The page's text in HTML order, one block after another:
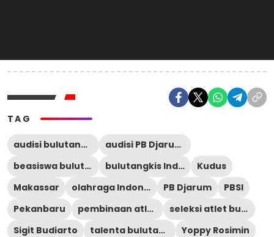
TAG
audisi bulutangkis nasional
audisi PB Djarum 2026
beasiswa bulutangkis
bulutangkis Indonesia
Kudus
Makassar
olahraga Indonesia PB Djarum
PBSI
Pekanbaru
pembinaan atlet muda
seleksi atlet bulutangkis
Sigit Budiarto
talenta bulutangkis muda Yoppy Rosimin